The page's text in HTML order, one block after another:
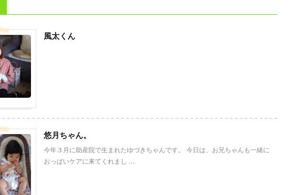
風太くん
悠月ちゃん。
今年３月に助産院で生まれたゆづきちゃんです。 今日は、お兄ちゃんも一緒に
おっぱいケアに来てくれまし ...